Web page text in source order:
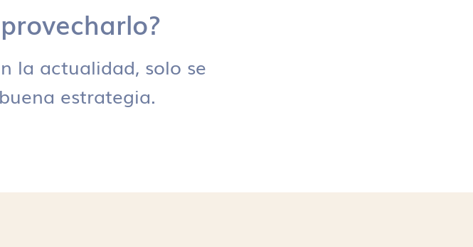
la actualidad, solo se
estrategia.